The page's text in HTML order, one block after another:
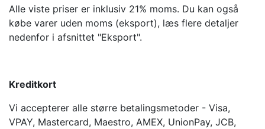
Alle viste priser er inklusiv 21% moms. Du kan også
købe varer uden moms (eksport), læs flere detaljer
nedenfor i afsnittet "Eksport".
Kreditkort
Vi accepterer alle større betalingsmetoder - Visa,
VPAY, Mastercard, Maestro, AMEX, UnionPay, JCB,